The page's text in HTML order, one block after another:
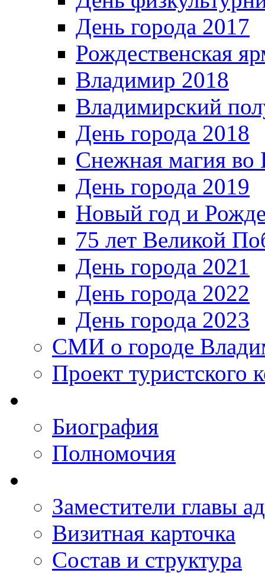
День города 2017
Рождественская
Владимир 2018
Владимирский
День города 2018
Снежная магия во
День города 2019
Новый год и
75 лет Великой
День города 2021
День города 2022
День города 2023
СМИ о городе
Проект туристского
Биография
Полномочия
Заместители главы
Визитная карточка
Состав и структура